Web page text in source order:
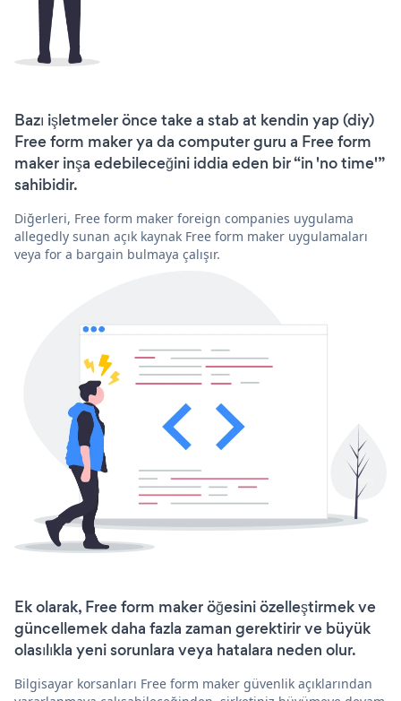
Bazı işletmeler önce take a stab at kendin yap (diy)
Free form maker ya da computer guru a Free form
maker inşa edebileceğini iddia eden bir “in 'no time'”
sahibidir.
Diğerleri, Free form maker foreign companies uygulama
allegedly sunan açık kaynak Free form maker uygulamaları
veya for a bargain bulmaya çalışır.
Ek olarak, Free form maker öğesini özelleştirmek ve
güncellemek daha fazla zaman gerektirir ve büyük
olasılıkla yeni sorunlara veya hatalara neden olur.
Bilgisayar korsanları Free form maker güvenlik açıklarından